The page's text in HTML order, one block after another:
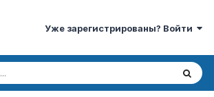
Уже зарегистрированы? Войти